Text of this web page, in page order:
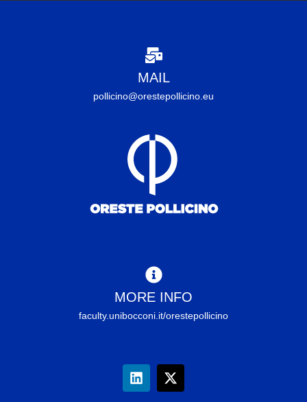
MAIL
pollicino@orestepollicino.eu
MORE INFO
faculty.unibocconi.it/orestepollicino